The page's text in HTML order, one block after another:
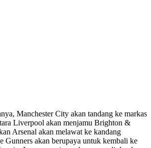
Manchester City akan tandang ke markas
Liverpool akan menjamu Brighton &
Arsenal akan melawat ke kandang
Gunners akan berupaya untuk kembali ke